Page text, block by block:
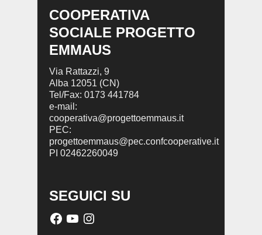
COOPERATIVA
SOCIALE PROGETTO
EMMAUS
Via Rattazzi, 9
Alba 12051 (CN)
Tel/Fax: 0173 441784
e-mail:
cooperativa@progettoemmaus.it
PEC:
progettoemmaus@pec.confcooperative.it
PI 02462260049
SEGUICI SU